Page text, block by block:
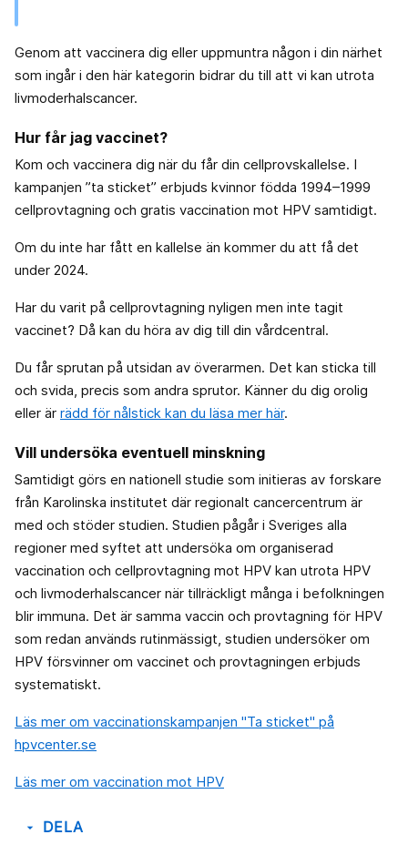
Genom att vaccinera dig eller uppmuntra någon i din närhet
som ingår i den här kategorin bidrar du till att vi kan utrota
livmoderhalscancer.
Hur får jag vaccinet?
Kom och vaccinera dig när du får din cellprovskallelse. I
kampanjen ”ta sticket” erbjuds kvinnor födda 1994–1999
cellprovtagning och gratis vaccination mot HPV samtidigt.
Om du inte har fått en kallelse än kommer du att få det
under 2024.
Har du varit på cellprovtagning nyligen men inte tagit
vaccinet? Då kan du höra av dig till din vårdcentral.
Du får sprutan på utsidan av överarmen. Det kan sticka till
och svida, precis som andra sprutor. Känner du dig orolig
eller är rädd för nålstick kan du läsa mer här.
Vill undersöka eventuell minskning
Samtidigt görs en nationell studie som initieras av forskare
från Karolinska institutet där regionalt cancercentrum är
med och stöder studien. Studien pågår i Sveriges alla
regioner med syftet att undersöka om organiserad
vaccination och cellprovtagning mot HPV kan utrota HPV
och livmoderhalscancer när tillräckligt många i befolkningen
blir immuna. Det är samma vaccin och provtagning för HPV
som redan används rutinmässigt, studien undersöker om
HPV försvinner om vaccinet och provtagningen erbjuds
systematiskt.
Läs mer om vaccinationskampanjen "Ta sticket" på
hpvcenter.se
Läs mer om vaccination mot HPV
arrow_drop_down DELA